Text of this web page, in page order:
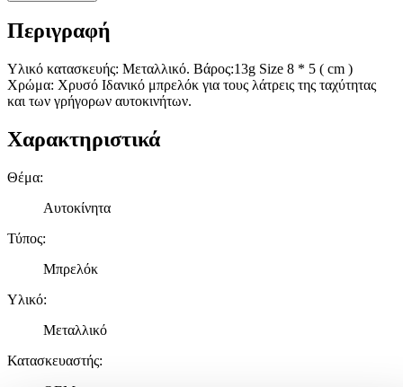
Περιγραφή
Υλικό κατασκευής: Mεταλλικό. Βάρος:13g Size 8 * 5 ( cm )
Χρώμα: Χρυσό Ιδανικό μπρελόκ για τους λάτρεις της ταχύτητας
και των γρήγορων αυτοκινήτων.
Χαρακτηριστικά
Θέμα:
Αυτοκίνητα
Τύπος:
Μπρελόκ
Υλικό:
Μεταλλικό
Κατασκευαστής: